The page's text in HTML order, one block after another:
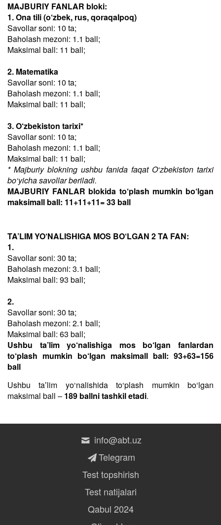
MAJBURIY FANLAR bloki:
1. Ona tili (o‘zbek, rus, qoraqalpoq)
Savollar soni: 10 ta;
Baholash mezoni: 1.1 ball;
Maksimal ball: 11 ball;
2. Matematika
Savollar soni: 10 ta;
Baholash mezoni: 1.1 ball;
Maksimal ball: 11 ball;
3. O‘zbekiston tarixi*
Savollar soni: 10 ta;
Baholash mezoni: 1.1 ball;
Maksimal ball: 11 ball;
* Majburiy blokning ushbu fanida faqat O‘zbekiston tarixi
bo‘yicha savollar beriladi.
MAJBURIY FANLAR blokida to‘plash mumkin bo‘lgan
maksimall ball: 11+11+11= 33 ball
TA’LIM YO‘NALISHIGA MOS BO‘LGAN 2 TA FAN:
1.
Savollar soni: 30 ta;
Baholash mezoni: 3.1 ball;
Maksimal ball: 93 ball;
2.
Savollar soni: 30 ta;
Baholash mezoni: 2.1 ball;
Maksimal ball: 63 ball;
Ushbu ta’lim yo‘nalishiga mos bo‘lgan fanlardan
to‘plash mumkin bo‘lgan maksimall ball: 93+63=156
ball
Ushbu taʼlim yo‘nalishida to‘plash mumkin bo‘lgan
maksimal ball – 189 ballni tashkil etadi.
info@abt.uz
Telegram
Test topshirish
Test natijalari
Qabul 2024